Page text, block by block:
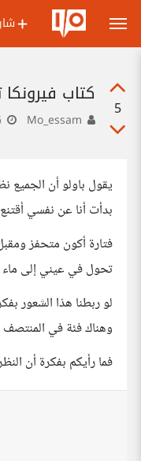
5
كتاب
يقول باولو أن
بدأت أنا عن نفسي
فتارة أكون متحفز
تحول في عيني إلى
لو ربطنا هذا الشعور
وهناك فئة في المنتصف
فما رأيكم بفكرة أن